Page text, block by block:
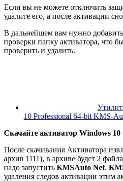
Если вы не можете отключить
удалите его, а после активации
В дальнейшем вам нужно
проверки папку активатора, что
проверить и удалить.
10 Professional 64-bit KMS-
Скачайте активатор Windows 10
После скачивания Активатора
архив 1111), в архиве будет 2
надо запустить KMSAuto Net.
удаления следов активации этим